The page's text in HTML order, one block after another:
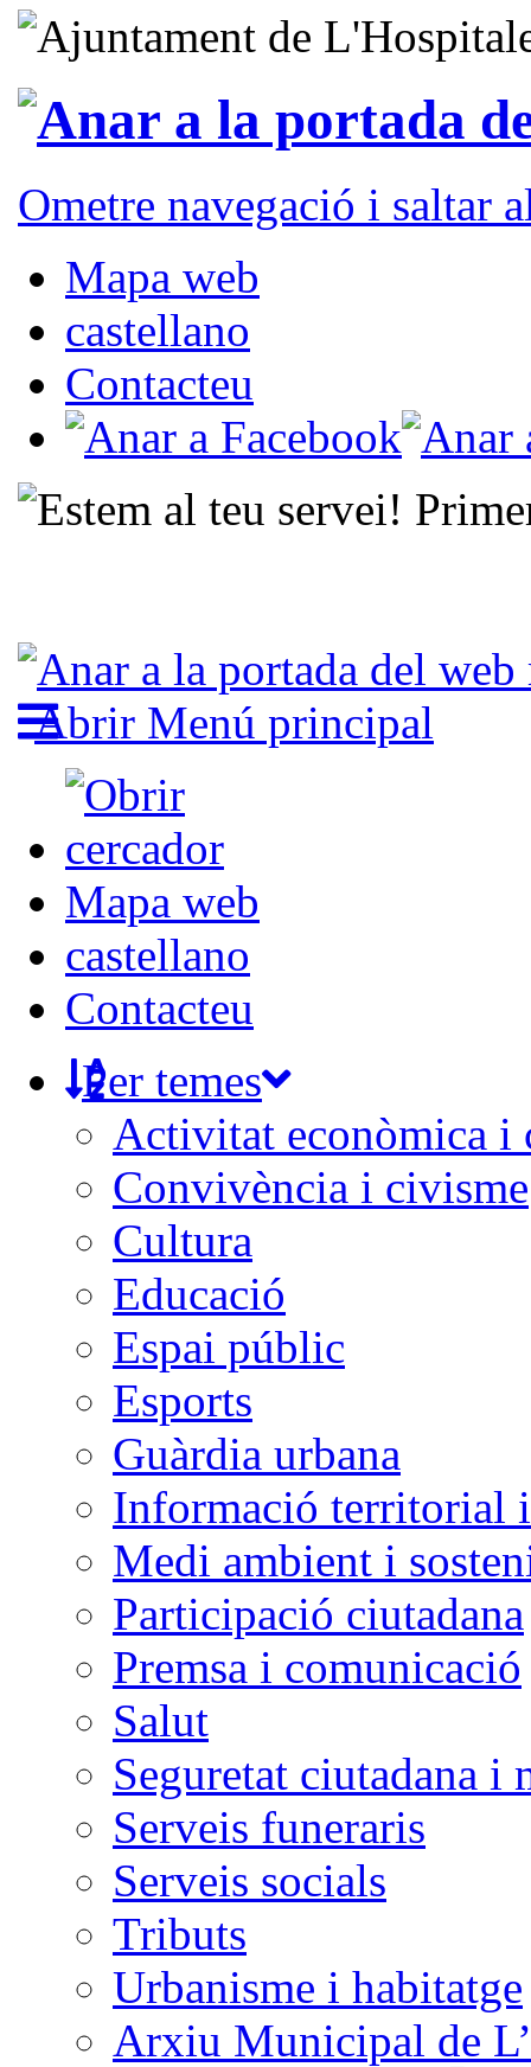
Ometre navegació i saltar
Mapa web
castellano
Contacteu
Abrir Menú principal
Mapa web
castellano
Contacteu
Per temes
Activitat econòmica i
Convivència i civisme
Cultura
Educació
Espai públic
Esports
Guàrdia urbana
Informació territorial
Medi ambient i
Participació ciutadana
Premsa i comunicació
Salut
Seguretat ciutadana i
Serveis funeraris
Serveis socials
Tributs
Urbanisme i habitatge
Arxiu Municipal de